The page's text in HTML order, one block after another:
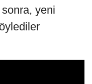
yeni